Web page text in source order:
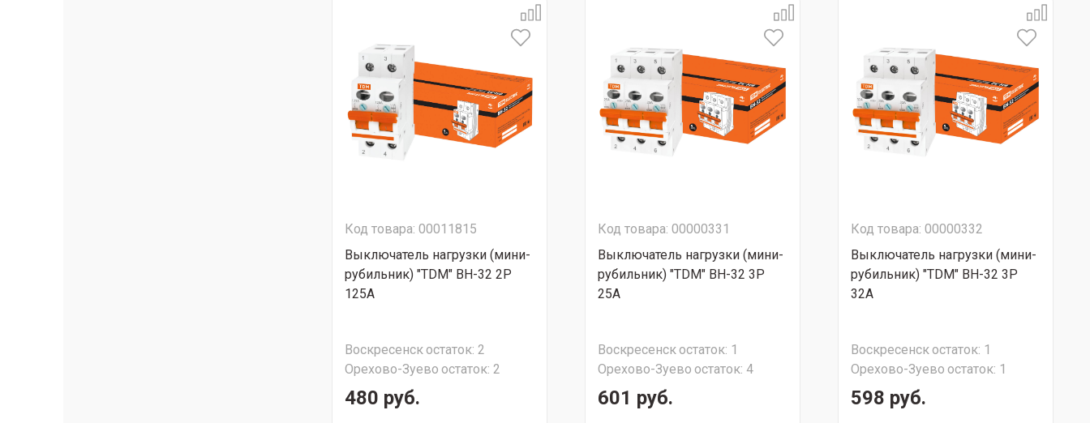
Код товара: 00011815
Выключатель нагрузки (мини-
рубильник) "TDM" ВН-32 2Р
125А
Воскресенскостаток: 2
Орехово-Зуево остаток: 2
480 руб.
Код товара: 00000331
Выключатель нагрузки (мини-
рубильник) "TDM" ВН-32 3Р
25А
Воскресенскостаток: 1
Орехово-Зуево остаток: 4
601 руб.
Код товара: 00000332
Выключатель нагрузки (мини-
рубильник) "TDM" ВН-32 3Р
32А
Воскресенскостаток: 1
Орехово-Зуево остаток: 1
598 руб.